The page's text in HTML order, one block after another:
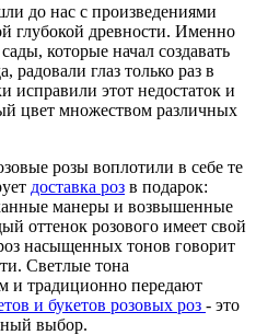
до нас с произведениями
глубокой древности. Именно
которые начал создавать
радовали глаз только раз в
исправили этот недостаток и
цвет множеством различных
розы воплотили в себе те
доставка роз в подарок:
манеры и возвышенные
оттенок розового имеет свой
насыщенных тонов говорит
Светлые тона
и традиционно передают
и букетов розовых роз - это
выбор.